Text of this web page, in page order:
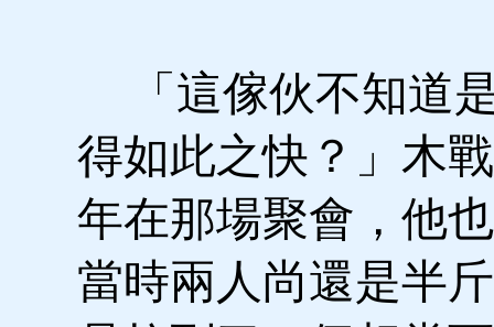
「這傢伙不知道
得如此之快？」木
年在那場聚會，他
當時兩人尚還是半